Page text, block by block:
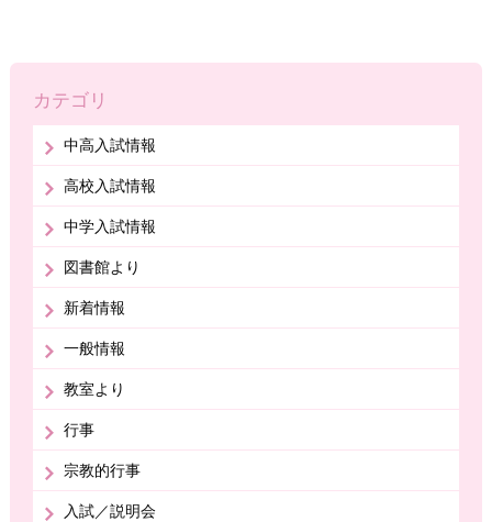
カテゴリ
中高入試情報
高校入試情報
中学入試情報
図書館より
新着情報
一般情報
教室より
行事
宗教的行事
入試／説明会